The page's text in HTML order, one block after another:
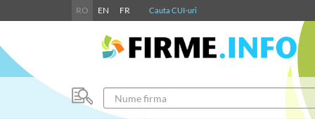
RO EN FR Cauta CUI-uri